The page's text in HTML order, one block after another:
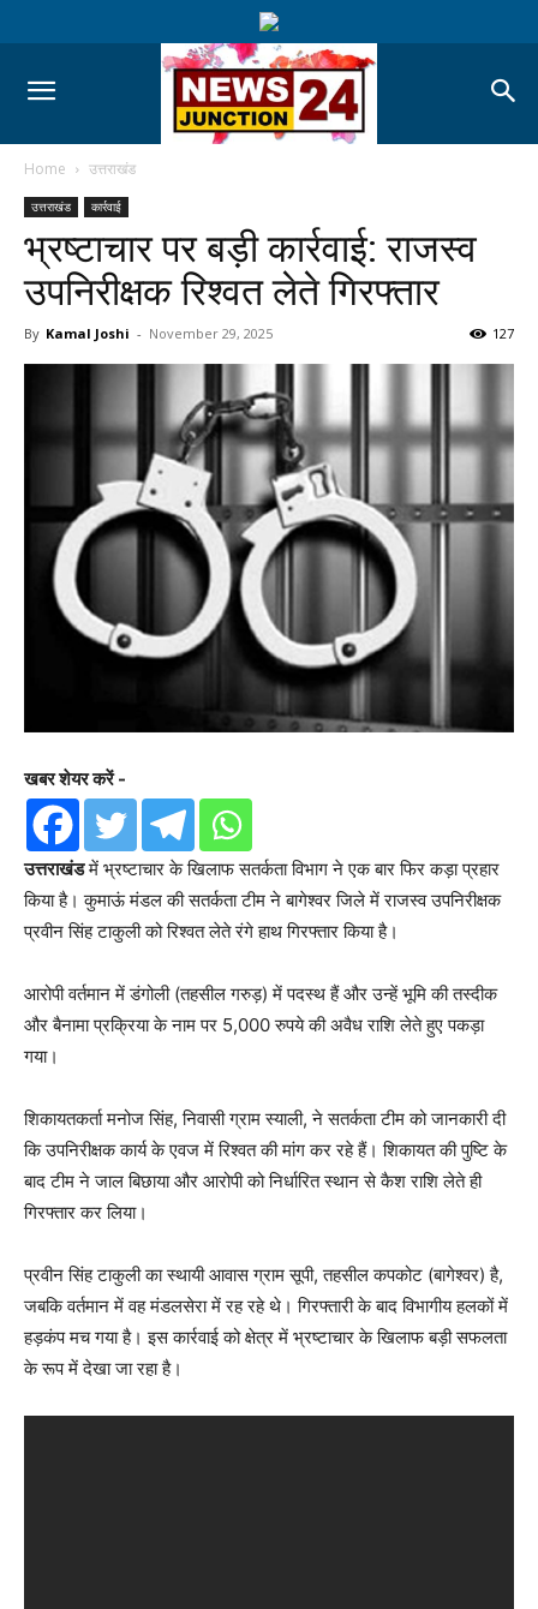
Home उत्तराखंड
उत्तराखंड कार्रवाई
भ्रष्टाचार पर बड़ी कार्रवाई: राजस्व
उपनिरीक्षक रिश्वत लेते गिरफ्तार
By Kamal Joshi - November 29, 2025 127
खबर शेयर करें -
उत्तराखंडमें भ्रष्टाचार के खिलाफ सतर्कता विभाग ने एक बार फिर कड़ा प्रहार
किया है। कुमाऊं मंडल की सतर्कता टीम ने बागेश्वर जिले में राजस्व उपनिरीक्षक
प्रवीन सिंह टाकुली को रिश्वत लेते रंगे हाथ गिरफ्तार किया है।
आरोपी वर्तमान में डंगोली (तहसील गरुड़) में पदस्थ हैं और उन्हें भूमि की तस्दीक
और बैनामा प्रक्रिया के नाम पर 5,000 रुपये की अवैध राशि लेते हुए पकड़ा
गया।
शिकायतकर्ता मनोज सिंह, निवासी ग्राम स्याली, ने सतर्कता टीम को जानकारी दी
कि उपनिरीक्षक कार्य के एवज में रिश्वत की मांग कर रहे हैं। शिकायत की पुष्टि के
बाद टीम ने जाल बिछाया और आरोपी को निर्धारित स्थान से कैश राशि लेते ही
गिरफ्तार कर लिया।
प्रवीन सिंह टाकुली का स्थायी आवास ग्राम सूपी, तहसील कपकोट (बागेश्वर) है,
जबकि वर्तमान में वह मंडलसेरा में रह रहे थे। गिरफ्तारी के बाद विभागीय हलकों में
हड़कंप मच गया है। इस कार्रवाई को क्षेत्र में भ्रष्टाचार के खिलाफ बड़ी सफलता
के रूप में देखा जा रहा है।